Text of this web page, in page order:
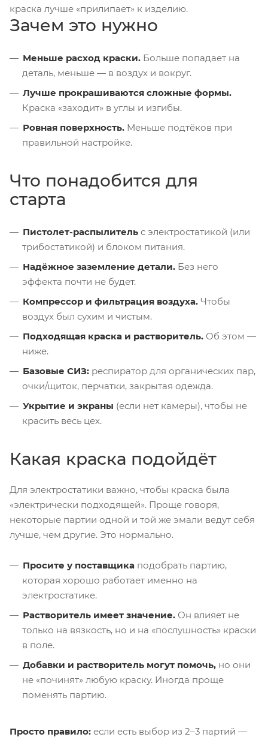
краска лучше «прилипает» к изделию.
Зачем это нужно
Меньше расход краски. Больше попадает на
деталь, меньше — в воздух и вокруг.
Лучше прокрашиваются сложные формы.
Краска «заходит» в углы и изгибы.
Ровная поверхность. Меньше подтёков при
правильной настройке.
Что понадобится для
старта
Пистолет-распылитель с электростатикой (или
трибостатикой) и блоком питания.
Надёжное заземление детали. Без него
эффекта почти не будет.
Компрессор и фильтрация воздуха. Чтобы
воздух был сухим и чистым.
Подходящая краска и растворитель. Об этом —
ниже.
Базовые СИЗ: респиратор для органических пар,
очки/щиток, перчатки, закрытая одежда.
Укрытие и экраны (если нет камеры), чтобы не
красить весь цех.
Какая краска подойдёт
Для электростатики важно, чтобы краска была
«электрически подходящей». Проще говоря,
некоторые партии одной и той же эмали ведут себя
лучше, чем другие. Это нормально.
Просите у поставщика подобрать партию,
которая хорошо работает именно на
электростатике.
Растворитель имеет значение. Он влияет не
только на вязкость, но и на «послушность» краски
в поле.
Добавки и растворитель могут помочь, но они
не «починят» любую краску. Иногда проще
поменять партию.
Просто правило: если есть выбор из 2–3 партий —